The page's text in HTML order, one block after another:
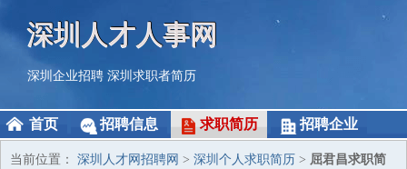
深圳人才人事网
深圳企业招聘 深圳求职者简历
首页 招聘信息 求职简历 招聘企业
当前位置： 深圳人才网招聘网 > 深圳个人求职简历 > 屈君昌求职简